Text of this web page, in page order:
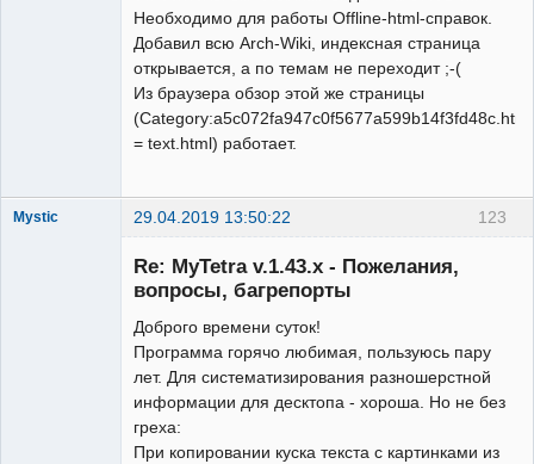
Необходимо для работы Offline-html-справок.
Добавил всю Arch-Wiki, индексная страница
открывается, а по темам не переходит ;-(
Из браузера обзор этой же страницы
(Category:a5c072fa947c0f5677a599b14f3fd48c.html
= text.html) работает.
123
Mystic 29.04.2019 13:50:22
Re: MyTetra v.1.43.x - Пожелания,
вопросы, багрепорты
Доброго времени суток!
Программа горячо любимая, пользуюсь пару
лет. Для систематизирования разношерстной
информации для десктопа - хороша. Но не без
греха:
При копировании куска текста с картинками из